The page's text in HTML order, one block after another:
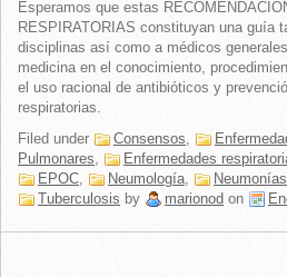
Esperamos que estas
RESPIRATORIAS constituyan una guía
disciplinas así como a médicos
medicina en el conocimiento,
el uso racional de antibióticos y
respiratorias.
Filed under
Consensos,
Pulmonares, Enfermedades
EPOC, Neumología, Neumonías
Tuberculosis by marionod on